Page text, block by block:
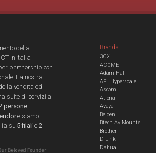
della
in Italia.
partnership con
La nostra
vendita ed
suite di servizi a
persone
e siamo
su 5 filali e 2
Brands
3CX
ACOME
Adam Hall
AFL Hyperscale
Ascom
Atlona
Avaya
Belden
Btech Av Mounts
Brother
D-Link
Dahua